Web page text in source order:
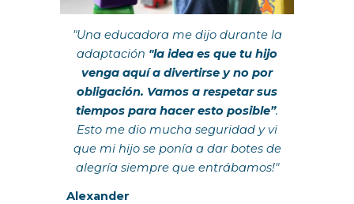
"Una educadora me dijo durante la
adaptación "la idea es que tu hijo
venga aquí a divertirse y no por
obligación. Vamos a respetar sus
tiempos para hacer esto posible”.
Esto me dio mucha seguridad y vi
que mi hijo se ponía a dar botes de
alegría siempre que entrábamos!"
Alexander